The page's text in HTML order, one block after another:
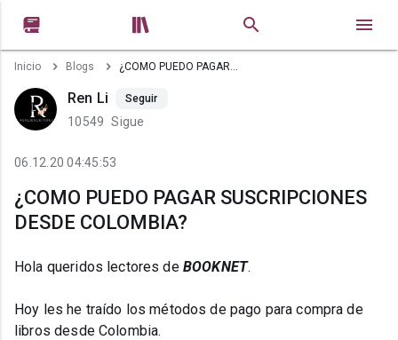
 
Inicio Blogs ¿COMO PUEDO PAGAR SUSCRIPCIONES DESDE COLOMBIA?
Ren Li Seguir
10549 Sigue
06.12.20 04:45:53
¿COMO PUEDO PAGAR SUSCRIPCIONES
DESDE COLOMBIA?
Hola queridos lectores de BOOKNET.
Hoy les he traído los métodos de pago para compra de
libros desde Colombia.